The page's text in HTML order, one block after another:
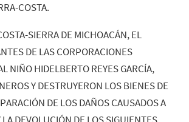
COSTA.
SIERRA DE MICHOACÁN, EL
DE LAS CORPORACIONES
NIÑO HIDELBERTO REYES GARCÍA,
Y DESTRUYERON LOS BIENES DE
DE LOS DAÑOS CAUSADOS A